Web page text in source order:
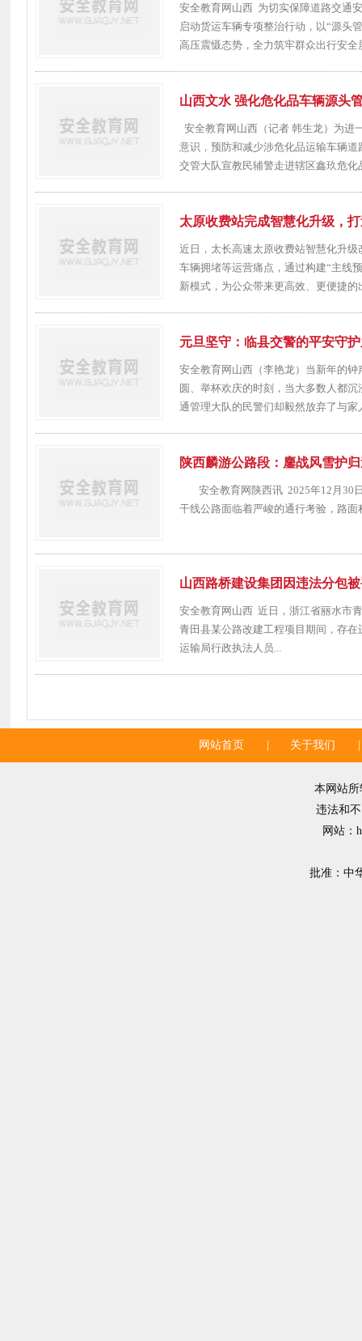
安全教育网山西 为切实保障道路交通
启动货运车辆专项整治行动，以“源头
高压震慑态势，全力筑牢群众出行安全
山西文水 强化危化品车辆源头
安全教育网山西（记者 韩生龙）为进
意识，预防和减少涉危化品运输车辆
交管大队宣教民辅警走进辖区鑫玖危化
太原收费站完成智慧化升级，
近日，太长高速太原收费站智慧化升
车辆拥堵等运营痛点，通过构建“主线
新模式，为公众带来更高效、更便捷的
元旦坚守：临县交警的平安守
安全教育网山西（李艳龙）当新年的
圆、举杯欢庆的时刻，当大多数人都
通管理大队的民警们却毅然放弃了与
陕西麟游公路段：鏖战风雪护
安全教育网陕西讯 2025年12月30日
干线公路面临着严峻的通行考验，路
山西路桥建设集团因违法分包
安全教育网山西 近日，浙江省丽水市
青田县某公路改建工程项目期间，存
运输局行政执法人员...
网站首页 关于我们
本网站
违法和
网站：
批准：